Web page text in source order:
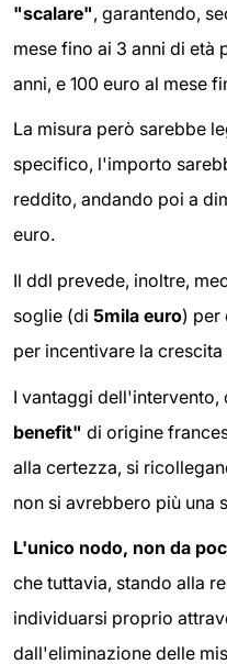
"scalare", garantendo,
mese fino ai 3 anni di età
anni, e 100 euro al mese
La misura però sarebbe
specifico, l'importo
reddito, andando poi a
euro.
Il ddl prevede, inoltre,
soglie (di 5mila euro) per
per incentivare la
I vantaggi dell'intervento,
benefit" di origine
alla certezza, si
non si avrebbero più una
L'unico nodo, non da
che tuttavia, stando alla
individuarsi proprio
dall'eliminazione delle